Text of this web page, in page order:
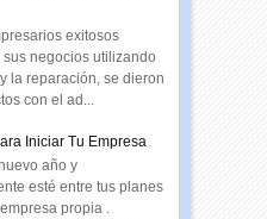
exitosos
negocios utilizando
la reparación, se dieron
con el ad...
Iniciar Tu Empresa
año y
esté entre tus planes
propia .